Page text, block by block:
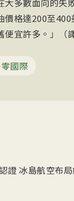
價格達200至
便宜許多。」
國際
ES-30油電客機獲適航認證